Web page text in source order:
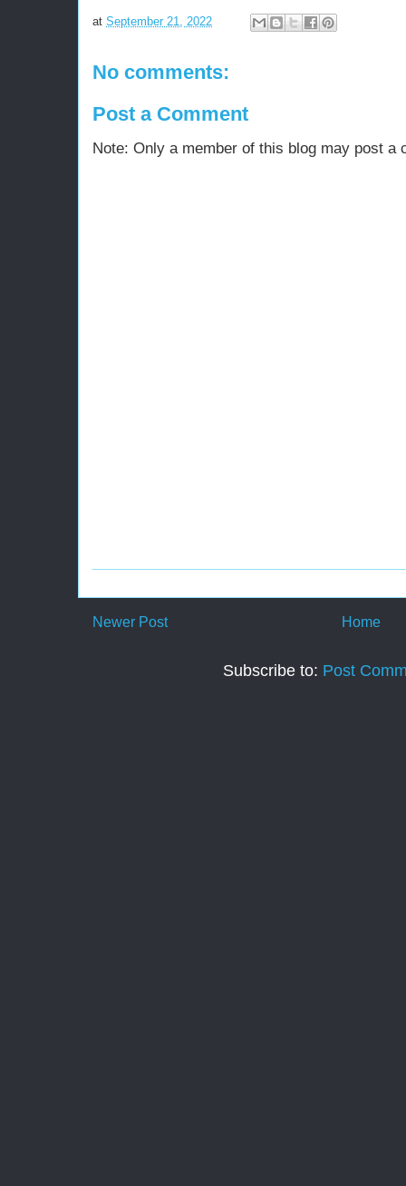
at September 21, 2022
No comments:
Post a Comment
Note: Only a member of this blog may post a
Newer Post Home
Subscribe to: Post